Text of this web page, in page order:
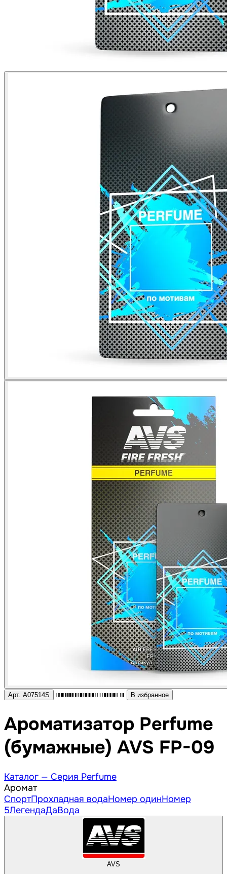
Арт. A07514S В избранное
Ароматизатор Perfume
(бумажные) AVS FP-09
Каталог — Серия Perfume
Аромат
СпортПрохладная водаНомер одинНомер
5ЛегендаДаВода
AVS